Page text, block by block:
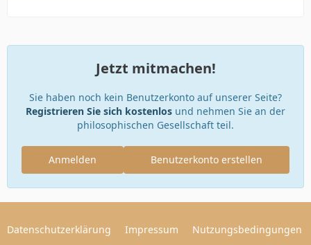
Jetzt mitmachen!
Sie haben noch kein Benutzerkonto auf unserer Seite?
Registrieren Sie sich kostenlos und nehmen Sie an der
philosophischen Gesellschaft teil.
Benutzerkonto erstellen
Anmelden
Datenschutzerklärung Impressum Nutzungsbedingungen